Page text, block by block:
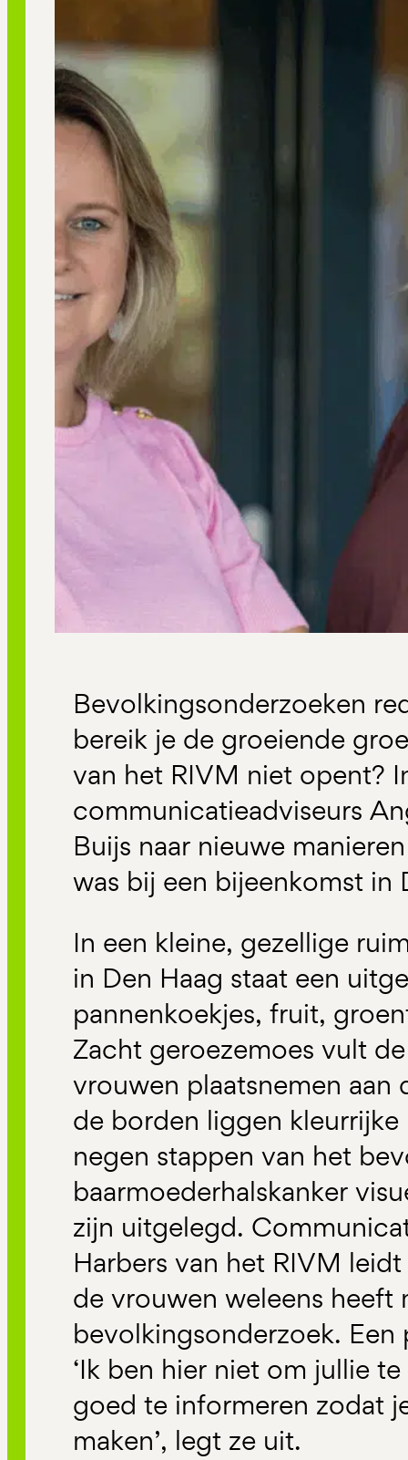
Bevolkingsonderzoeken
bereik je de groeiende
van het RIVM niet opent?
communicatieadviseurs
Buijs naar nieuwe
was bij een bijeenkomst in
In een kleine, gezellige
in Den Haag staat een
pannenkoekjes, fruit,
Zacht geroezemoes vult
vrouwen plaatsnemen
de borden liggen
negen stappen van het
baarmoederhalskanker
zijn uitgelegd.
Harbers van het RIVM
de vrouwen weleens heeft
bevolkingsonderzoek.
‘Ik ben hier niet om jullie
goed te informeren zodat
maken’, legt ze uit.